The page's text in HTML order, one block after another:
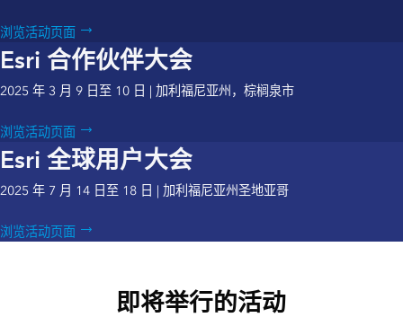
浏览活动页面
Esri 合作伙伴大会
2025 年 3 月 9 日至 10 日 | 加利福尼亚州，棕榈泉市
浏览活动页面
Esri 全球用户大会
2025 年 7 月 14 日至 18 日 | 加利福尼亚州圣地亚哥
浏览活动页面
即将举行的活动